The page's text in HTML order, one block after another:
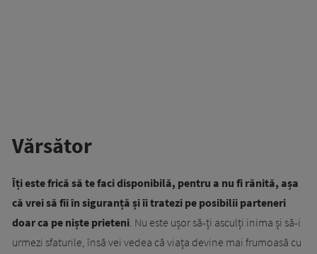
Vărsător
Îți este frică să te faci disponibilă, pentru a nu fi rănită, așa
că vrei să fii în siguranță și îi tratezi pe posibilii parteneri
doar ca pe niște prieteni. Nu este ușor să-ți asculți inima și să-i
urmezi sfaturile, însă vei vedea că viața devine mai frumoasă cu